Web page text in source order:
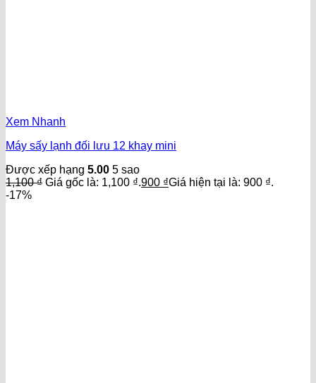
Xem Nhanh
Máy sấy lạnh đối lưu 12 khay mini
Được xếp hạng 5.00 5 sao
1,100₫ Giá gốc là: 1,100 ₫.900 ₫Giá hiện tại là: 900 ₫.
-17%